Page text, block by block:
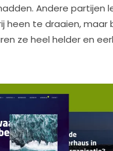
Andere partijen
heen te draaien, maar
ze heel helder en